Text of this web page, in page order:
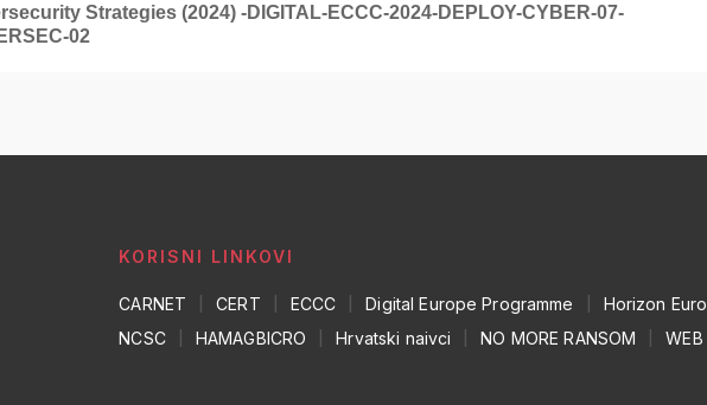
Strategies (2024) -DIGITAL-ECCC-2024-DEPLOY-CYBER-07-
02
KORISNI LINKOVI
CARNET CERT ECCC Digital Europe Programme Horizon
NCSC HAMAGBICRO Hrvatski naivci NO MORE RANSOM WEB